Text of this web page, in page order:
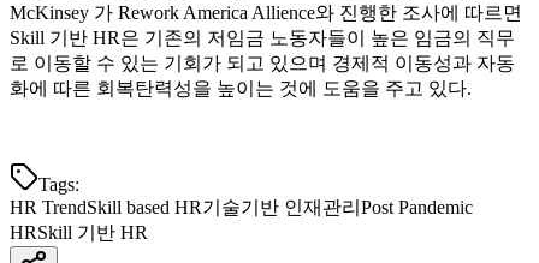
McKinsey 가 Rework America Allience와 진행한 조사에 따르면
Skill 기반 HR은 기존의 저임금 노동자들이 높은 임금의 직무
로 이동할 수 있는 기회가 되고 있으며 경제적 이동성과 자동
화에 따른 회복탄력성을 높이는 것에 도움을 주고 있다.
Tags:
HR TrendSkill based HR기술기반 인재관리 Post Pandemic
HRSkill 기반 HR